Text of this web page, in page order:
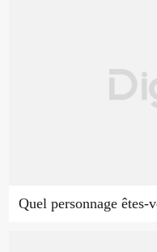
Quel personnage êtes-